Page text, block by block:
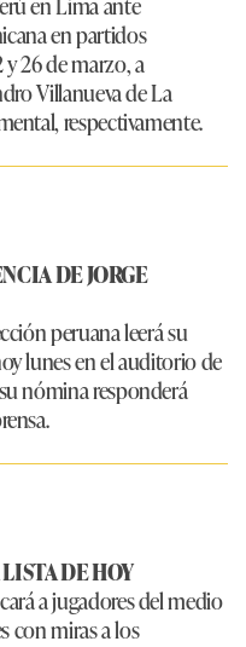
en partidos
26 de marzo, a
Villanueva de La
respectivamente.
DE JORGE
peruana leerá su
lunes en el auditorio de
nómina responderá
DE HOY
a jugadores del medio
con miras a los